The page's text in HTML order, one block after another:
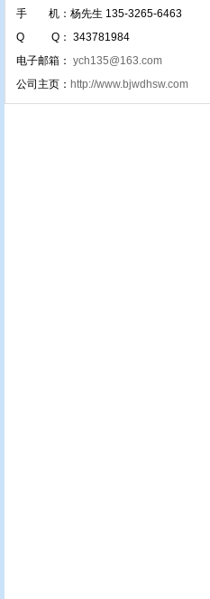
手 机：杨先生 135-3265-6463
Q Q： 343781984
电子邮箱： ych135@163.com
公司主页： http://www.bjwdhsw.com